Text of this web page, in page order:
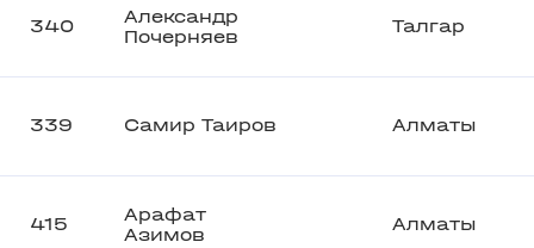
340
Александр
Почерняев
Талгар
339 Самир Таиров Алматы
415
Арафат
Азимов
Алматы